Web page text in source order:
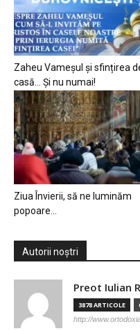
Zaheu Vameșul și sfințirea
casă… Și nu numai!
Ziua Învierii, să ne luminăm
popoare…
Autorii noștri
Preot Iulian
3878 ARTICOLE
http://